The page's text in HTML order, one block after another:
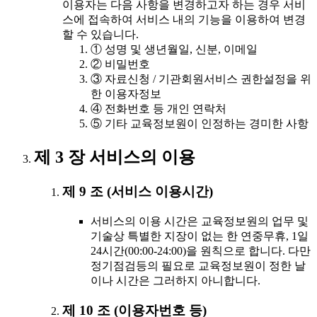
이용자는 다음 사항을 변경하고자 하는 경우 서비
스에 접속하여 서비스 내의 기능을 이용하여 변경
할 수 있습니다.
① 성명 및 생년월일, 신분, 이메일
② 비밀번호
③ 자료신청 / 기관회원서비스 권한설정을 위
한 이용자정보
④ 전화번호 등 개인 연락처
⑤ 기타 교육정보원이 인정하는 경미한 사항
제 3 장 서비스의 이용
제 9 조 (서비스 이용시간)
서비스의 이용 시간은 교육정보원의 업무 및
기술상 특별한 지장이 없는 한 연중무휴, 1일
24시간(00:00-24:00)을 원칙으로 합니다. 다만
정기점검등의 필요로 교육정보원이 정한 날
이나 시간은 그러하지 아니합니다.
제 10 조 (이용자번호 등)